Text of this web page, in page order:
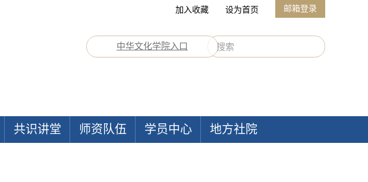
加入收藏 设为首页 邮箱登录
中华文化学院入口
共识讲堂 师资队伍 学员中心 地方社院